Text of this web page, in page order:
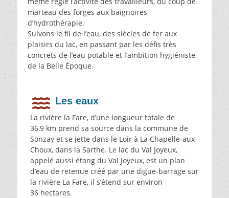
marteau des forges aux baignoires
d’hydrothérapie.
Suivons le fil de l’eau, des siècles de fer aux
plaisirs du lac, en passant par les défis très
concrets de l’eau potable et l’ambition hygiéniste
de la Belle Époque.
Les eaux
La rivière la Fare, d’une longueur totale de
36,9 km prend sa source dans la commune de
Sonzay et se jette dans le Loir à La Chapelle-aux-
Choux, dans la Sarthe. Le lac du Val Joyeux,
appelé aussi étang du Val Joyeux, est un plan
d’eau de retenue créé par une digue-barrage sur
la rivière La Fare, il s’étend sur environ
36 hectares.